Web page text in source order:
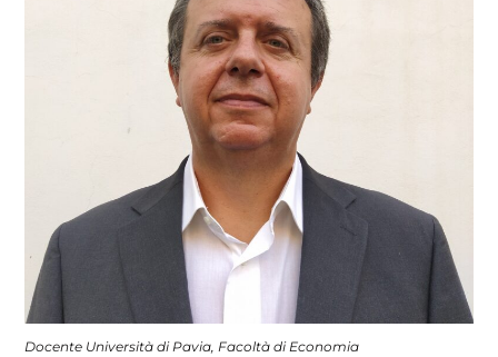
Docente Università di Pavia, Facoltà di Economia